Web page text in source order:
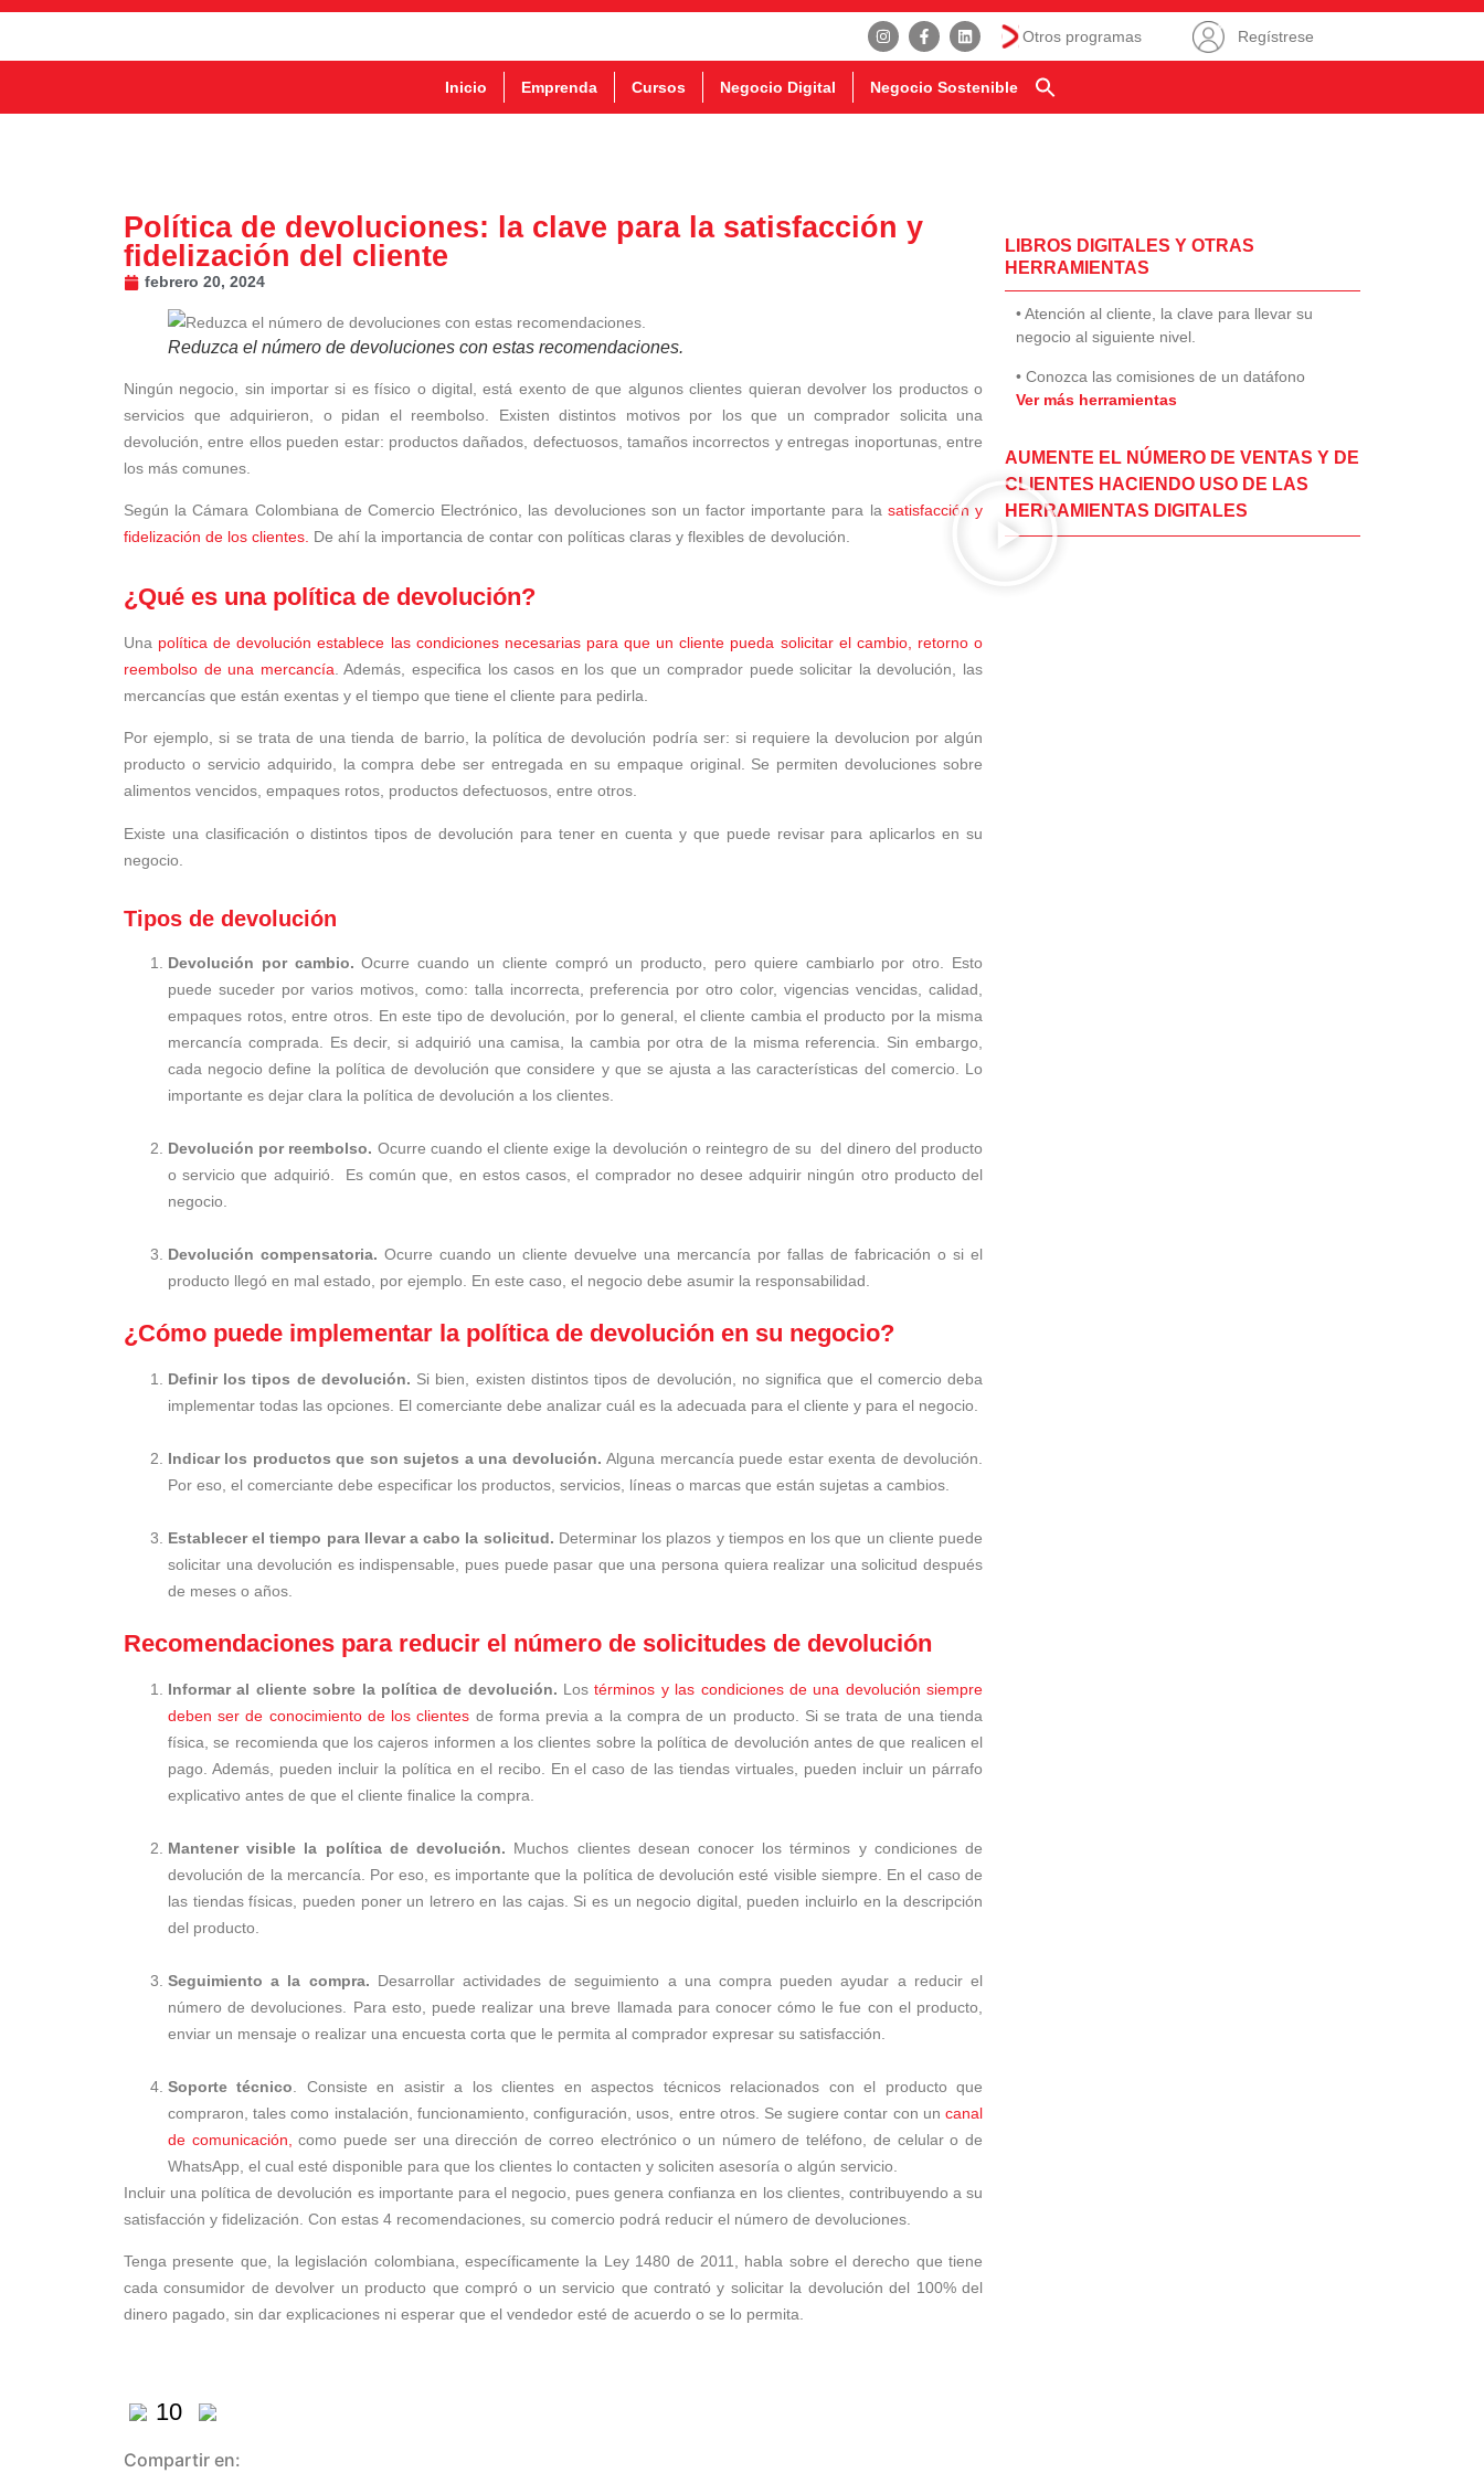
Otros programas Regístrese
Inicio Emprenda Cursos Negocio Digital Negocio Sostenible
Política de devoluciones: la clave para la satisfacción y
fidelización del cliente
febrero 20, 2024
Reduzca el número de devoluciones con estas recomendaciones.
Ningún negocio, sin importar si es físico o digital, está exento de que algunos clientes quieran devolver los productos o
servicios que adquirieron, o pidan el reembolso. Existen distintos motivos por los que un comprador solicita una
devolución, entre ellos pueden estar: productos dañados, defectuosos, tamaños incorrectos y entregas inoportunas, entre
los más comunes.
Según la Cámara Colombiana de Comercio Electrónico, las devoluciones son un factor importante para la satisfacción y
fidelización de los clientes. De ahí la importancia de contar con políticas claras y flexibles de devolución.
¿Qué es una política de devolución?
Una política de devolución establece las condiciones necesarias para que un cliente pueda solicitar el cambio, retorno o
reembolso de una mercancía . Además, especifica los casos en los que un comprador puede solicitar la devolución, las
mercancías que están exentas y el tiempo que tiene el cliente para pedirla.
Por ejemplo, si se trata de una tienda de barrio, la política de devolución podría ser: si requiere la devolucion por algún
producto o servicio adquirido, la compra debe ser entregada en su empaque original. Se permiten devoluciones sobre
alimentos vencidos, empaques rotos, productos defectuosos, entre otros.
Existe una clasificación o distintos tipos de devolución para tener en cuenta y que puede revisar para aplicarlos en su
negocio.
Tipos de devolución
Devolución por cambio.Ocurre cuando un cliente compró un producto, pero quiere cambiarlo por otro. Esto
puede suceder por varios motivos, como: talla incorrecta, preferencia por otro color, vigencias vencidas, calidad,
empaques rotos, entre otros. En este tipo de devolución, por lo general, el cliente cambia el producto por la misma
mercancía comprada. Es decir, si adquirió una camisa, la cambia por otra de la misma referencia. Sin embargo,
cada negocio define la política de devolución que considere y que se ajusta a las características del comercio. Lo
importante es dejar clara la política de devolución a los clientes.
Devolución por reembolso. Ocurre cuando el cliente exige la devolución o reintegro de su del dinero del producto
o servicio que adquirió. Es común que, en estos casos, el comprador no desee adquirir ningún otro producto del
negocio.
Devolución compensatoria. Ocurre cuando un cliente devuelve una mercancía por fallas de fabricación o si el
producto llegó en mal estado, por ejemplo. En este caso, el negocio debe asumir la responsabilidad.
¿Cómo puede implementar la política de devolución en su negocio?
Definir los tipos de devolución. Si bien, existen distintos tipos de devolución, no significa que el comercio deba
implementar todas las opciones. El comerciante debe analizar cuál es la adecuada para el cliente y para el negocio.
Indicar los productos que son sujetos a una devolución.Alguna mercancía puede estar exenta de devolución.
Por eso, el comerciante debe especificar los productos, servicios, líneas o marcas que están sujetas a cambios.
Establecer el tiempo para llevar a cabo la solicitud. Determinar los plazos y tiempos en los que un cliente puede
solicitar una devolución es indispensable, pues puede pasar que una persona quiera realizar una solicitud después
de meses o años.
Recomendaciones para reducir el número de solicitudes de devolución
Informar al cliente sobre la política de devolución. Lostérminos y las condiciones de una devolución siempre
deben ser de conocimiento de los clientes de forma previa a la compra de un producto.
Si se trata de una tienda
física, se recomienda que los cajeros informen a los clientes sobre la política de devolución antes de que realicen el
pago. Además, pueden incluir la política en el recibo. En el caso de las tiendas virtuales, pueden incluir un párrafo
explicativo antes de que el cliente finalice la compra.
Mantener visible la política de devolución. Muchos clientes desean conocer los términos y condiciones de
devolución de la mercancía. Por eso, es importante que la política de devolución esté visible siempre. En el caso de
las tiendas físicas, pueden poner un letrero en las cajas. Si es un negocio digital, pueden incluirlo en la descripción
del producto.
Seguimiento a la compra. Desarrollar actividades de seguimiento a una compra pueden ayudar a reducir el
número de devoluciones. Para esto, puede realizar una breve llamada para conocer cómo le fue con el producto,
enviar un mensaje o realizar una encuesta corta que le permita al comprador expresar su satisfacción.
Soporte técnico . Consiste en asistir a los clientes en aspectos técnicos relacionados con el producto que
compraron, tales como instalación, funcionamiento, configuración, usos, entre otros. Se sugiere contar con un canal
de comunicación,
como puede ser una dirección de correo electrónico o un número de teléfono, de celular o de
WhatsApp, el cual esté disponible para que los clientes lo contacten y soliciten asesoría o algún servicio.
Incluir una política de devolución es importante para el negocio, pues genera confianza en los clientes, contribuyendo a su
satisfacción y fidelización. Con estas 4 recomendaciones, su comercio podrá reducir el número de devoluciones.
Tenga presente que, la legislación colombiana, específicamente la Ley 1480 de 2011, habla sobre el derecho que tiene
cada consumidor de devolver un producto que compró o un servicio que contrató y solicitar la devolución del 100% del
dinero pagado, sin dar explicaciones ni esperar que el vendedor esté de acuerdo o se lo permita.
10
Compartir en:
LIBROS DIGITALES Y OTRAS
HERRAMIENTAS
• Atención al cliente, la clave para llevar su
negocio al siguiente nivel.
• Conozca las comisiones de un datáfono
Ver más herramientas
AUMENTE EL NÚMERO DE VENTAS Y DE
CLIENTES HACIENDO USO DE LAS
HERRAMIENTAS DIGITALES